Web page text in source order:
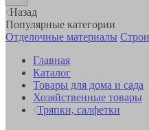
Назад
Популярные категории
Отделочные материалы
Главная
Каталог
Товары для дома и сада
Хозяйственные товары
Тряпки, салфетки